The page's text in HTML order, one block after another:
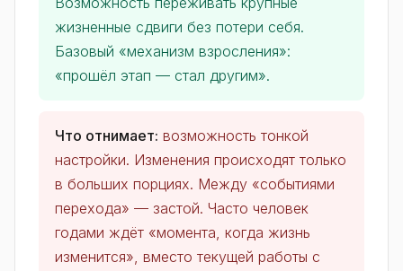
жизненные сдвиги без потери себя.
Базовый «механизм взросления»:
«прошёл этап — стал другим».
Что отнимает: возможность тонкой
настройки. Изменения происходят только
в больших порциях. Между «событиями
перехода» — застой. Часто человек
годами ждёт «момента, когда жизнь
изменится», вместо текущей работы с